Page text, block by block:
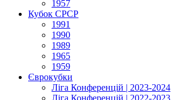
1957
Кубок СРСР
1991
1990
1989
1965
1959
Єврокубки
Ліга Конференцій | 2023-2024
Ліга Конференцій | 2022-2023